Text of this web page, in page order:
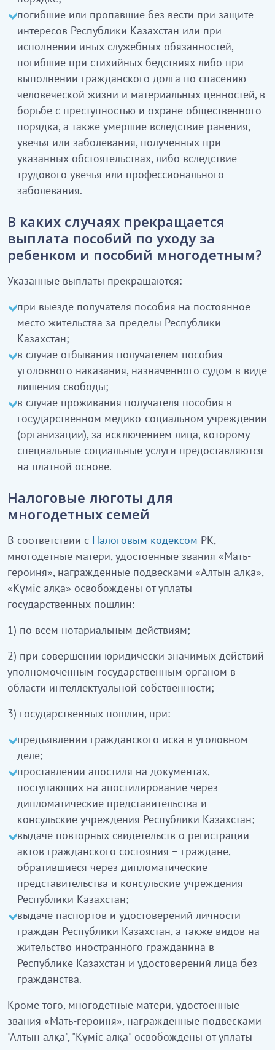
погибшие или пропавшие без вести при защите
интересов Республики Казахстан или при
исполнении иных служебных обязанностей,
погибшие при стихийных бедствиях либо при
выполнении гражданского долга по спасению
человеческой жизни и материальных ценностей, в
борьбе с преступностью и охране общественного
порядка, а также умершие вследствие ранения,
увечья или заболевания, полученных при
указанных обстоятельствах, либо вследствие
трудового увечья или профессионального
заболевания.
В каких случаях прекращается
выплата пособий по уходу за
ребенком и пособий многодетным?
Указанные выплаты прекращаются:
при выезде получателя пособия на постоянное
место жительства за пределы Республики
Казахстан;
в случае отбывания получателем пособия
уголовного наказания, назначенного судом в виде
лишения свободы;
в случае проживания получателя пособия в
государственном медико-социальном учреждении
(организации), за исключением лица, которому
специальные социальные услуги предоставляются
на платной основе.
Налоговые люготы для
многодетных семей
В соответствии с Налоговым кодексом РК,
многодетные матери, удостоенные звания «Мать-
героиня», награжденные подвесками «Алтын алқа»,
«Күмiс алқа» освобождены от уплаты
государственных пошлин:
1) по всем нотариальным действиям;
2) при совершении юридически значимых действий
уполномоченным государственным органом в
области интеллектуальной собственности;
3) государственных пошлин, при:
предъявлении гражданского иска в уголовном
деле;
проставлении апостиля на документах,
поступающих на апостилирование через
дипломатические представительства и
консульские учреждения Республики Казахстан;
выдаче повторных свидетельств о регистрации
актов гражданского состояния – граждане,
обратившиеся через дипломатические
представительства и консульские учреждения
Республики Казахстан;
выдаче паспортов и удостоверений личности
граждан Республики Казахстан, а также видов на
жительство иностранного гражданина в
Республике Казахстан и удостоверений лица без
гражданства.
Кроме того, многодетные матери, удостоенные
звания «Мать-героиня», награжденные подвесками
"Алтын алқа", "Күмiс алқа" освобождены от уплаты